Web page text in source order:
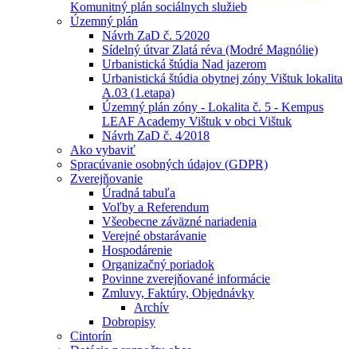
Komunitný plán sociálnych služieb
Územný plán
Návrh ZaD č. 5⁄2020
Sídelný útvar Zlatá réva (Modré Magnólie)
Urbanistická štúdia Nad jazerom
Urbanistická štúdia obytnej zóny Vištuk lokalita
A.03 (1.etapa)
Územný plán zóny - Lokalita č. 5 - Kempus
LEAF Academy Vištuk v obci Vištuk
Návrh ZaD č. 4⁄2018
Ako vybaviť
Spracúvanie osobných údajov (GDPR)
Zverejňovanie
Úradná tabuľa
Voľby a Referendum
Všeobecne záväzné nariadenia
Verejné obstarávanie
Hospodárenie
Organizačný poriadok
Povinne zverejňované informácie
Zmluvy, Faktúry, Objednávky
Archív
Dobropisy
Cintorín